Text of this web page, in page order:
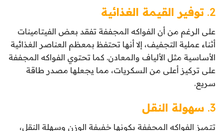
2. توفير القيمة الغذائية
على الرغم من أن الفواكه المجففة تفقد بعض الفيتامينات
أثناء عملية التجفيف، إلا أنها تحتفظ بمعظم العناصر الغذائية
الأساسية مثل الألياف والمعادن. كما تحتوي الفواكه المجففة
على تركيز أعلى من السكريات، مما يجعلها مصدر طاقة
سريع.
3. سهولة النقل
تتميز الفواكه المجففة بكونها خفيفة الوزن وسهلة النقل،